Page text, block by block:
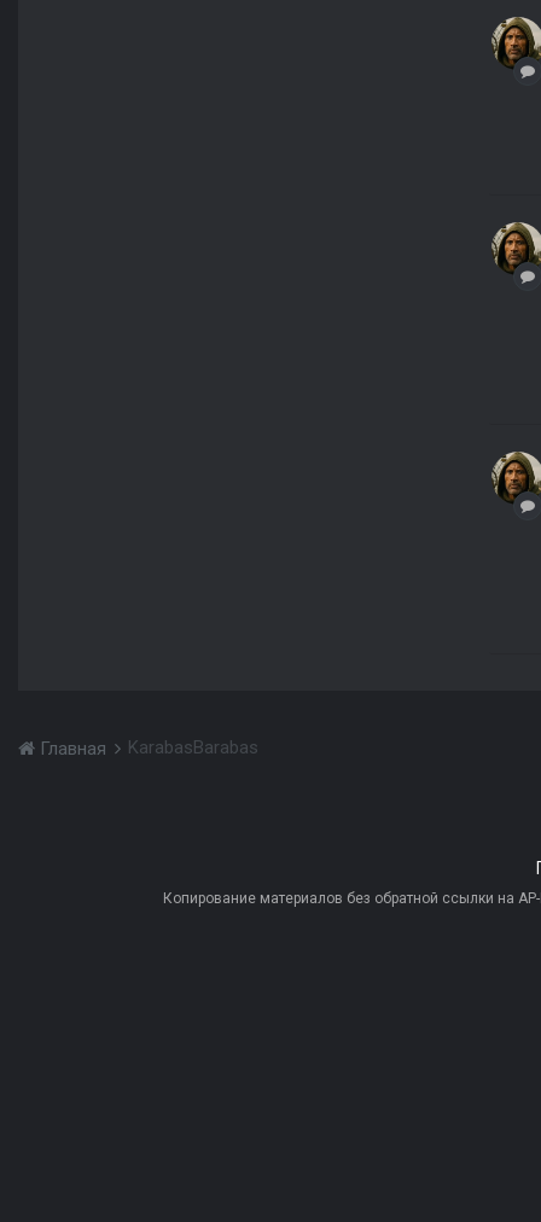
Главная KarabasBarabas
Копирование материалов без обратной ссылки на